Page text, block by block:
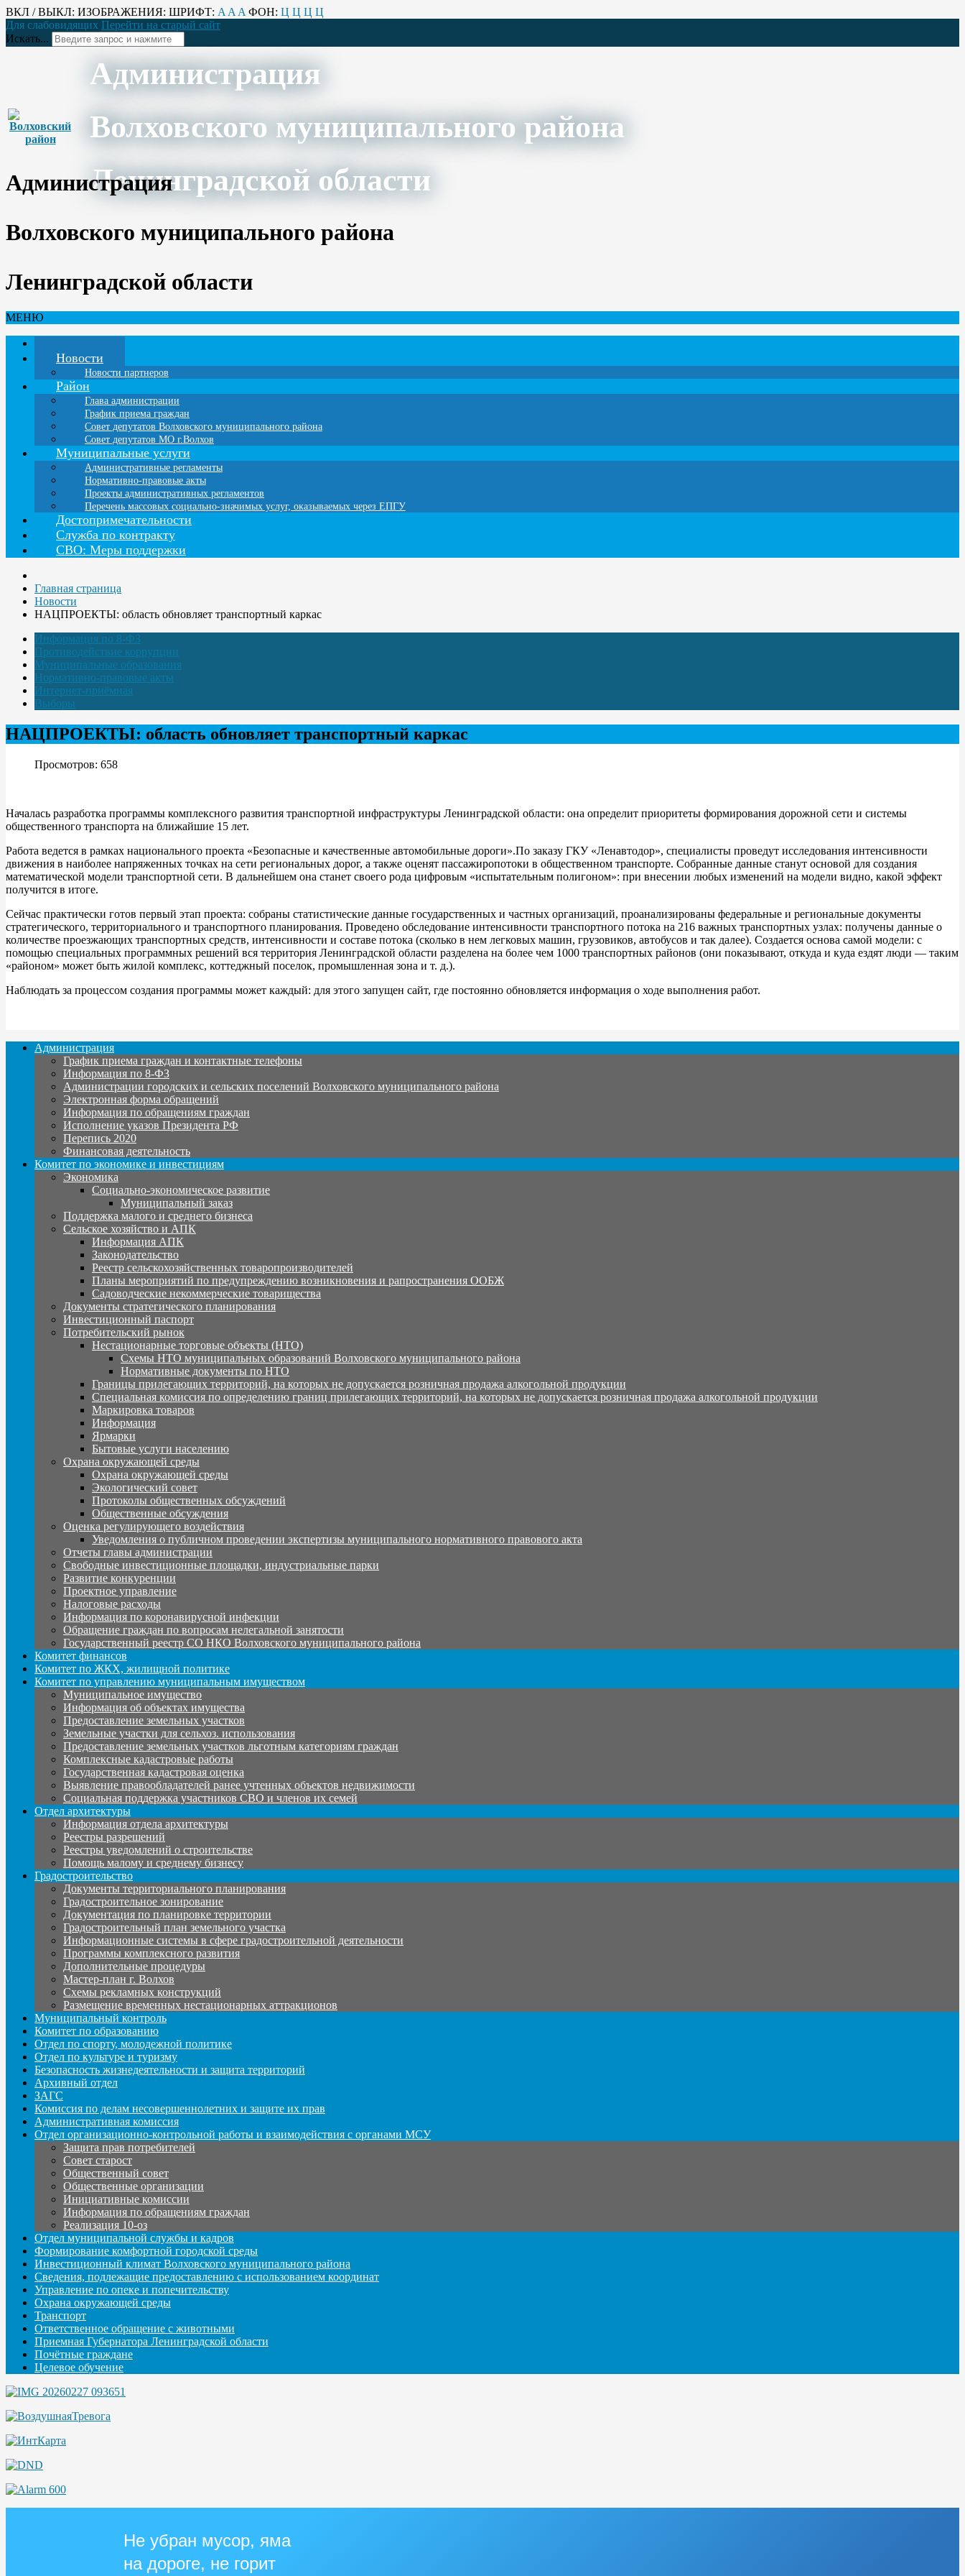
ВКЛ / ВЫКЛ: ИЗОБРАЖЕНИЯ: ШРИФТ: A A A ФОН: Ц Ц Ц Ц
Для слабовидящих Перейти на старый сайт
Искать...
Администрация
Волховского муниципального района
Ленинградской области
Администрация
Волховского муниципального района
Ленинградской области
МЕНЮ
Новости
Новости партнеров
Район
Глава администрации
График приема граждан
Совет депутатов Волховского муниципального района
Совет депутатов МО г.Волхов
Муниципальные услуги
Административные регламенты
Нормативно-правовые акты
Проекты административных регламентов
Перечень массовых социально-значимых услуг, оказываемых через ЕПГУ
Достопримечательности
Служба по контракту
СВО: Меры поддержки
Главная страница
Новости
НАЦПРОЕКТЫ: область обновляет транспортный каркас
Информация по 8-ФЗ
Противодействие коррупции
Муниципальные образования
Нормативно-правовые акты
Интернет-приёмная
Выборы
НАЦПРОЕКТЫ: область обновляет транспортный каркас
Просмотров: 658
Началась разработка программы комплексного развития транспортной инфраструктуры Ленинградской области: она определит приоритеты формирования дорожной сети и системы
общественного транспорта на ближайшие 15 лет.
Работа ведется в рамках национального проекта «Безопасные и качественные автомобильные дороги».По заказу ГКУ «Ленавтодор», специалисты проведут исследования интенсивности
движения в наиболее напряженных точках на сети региональных дорог, а также оценят пассажиропотоки в общественном транспорте. Собранные данные станут основой для создания
математической модели транспортной сети. В дальнейшем она станет своего рода цифровым «испытательным полигоном»: при внесении любых изменений на модели видно, какой эффект
получится в итоге.
Сейчас практически готов первый этап проекта: собраны статистические данные государственных и частных организаций, проанализированы федеральные и региональные документы
стратегического, территориального и транспортного планирования. Проведено обследование интенсивности транспортного потока на 216 важных транспортных узлах: получены данные о
количестве проезжающих транспортных средств, интенсивности и составе потока (сколько в нем легковых машин, грузовиков, автобусов и так далее). Создается основа самой модели: с
помощью специальных программных решений вся территория Ленинградской области разделена на более чем 1000 транспортных районов (они показывают, откуда и куда ездят люди — таким
«районом» может быть жилой комплекс, коттеджный поселок, промышленная зона и т. д.).
Наблюдать за процессом создания программы может каждый: для этого запущен сайт, где постоянно обновляется информация о ходе выполнения работ.
Администрация
График приема граждан и контактные телефоны
Информация по 8-ФЗ
Администрации городских и сельских поселений Волховского муниципального района
Электронная форма обращений
Информация по обращениям граждан
Исполнение указов Президента РФ
Перепись 2020
Финансовая деятельность
Комитет по экономике и инвестициям
Экономика
Социально-экономическое развитие
Муниципальный заказ
Поддержка малого и среднего бизнеса
Сельское хозяйство и АПК
Информация АПК
Законодательство
Реестр сельскохозяйственных товаропроизводителей
Планы мероприятий по предупреждению возникновения и рапространения ООБЖ
Садоводческие некоммерческие товарищества
Документы стратегического планирования
Инвестиционный паспорт
Потребительский рынок
Нестационарные торговые объекты (НТО)
Схемы НТО муниципальных образований Волховского муниципального района
Нормативные документы по НТО
Границы прилегающих территорий, на которых не допускается розничная продажа алкогольной продукции
Специальная комиссия по определению границ прилегающих территорий, на которых не допускается розничная продажа алкогольной продукции
Маркировка товаров
Информация
Ярмарки
Бытовые услуги населению
Охрана окружающей среды
Охрана окружающей среды
Экологический совет
Протоколы общественных обсуждений
Общественные обсуждения
Оценка регулирующего воздействия
Уведомления о публичном проведении экспертизы муниципального нормативного правового акта
Отчеты главы администрации
Свободные инвестиционные площадки, индустриальные парки
Развитие конкуренции
Проектное управление
Налоговые расходы
Информация по коронавирусной инфекции
Обращение граждан по вопросам нелегальной занятости
Государственный реестр СО НКО Волховского муниципального района
Комитет финансов
Комитет по ЖКХ, жилищной политике
Комитет по управлению муниципальным имуществом
Муниципальное имущество
Информация об объектах имущества
Предоставление земельных участков
Земельные участки для сельхоз. использования
Предоставление земельных участков льготным категориям граждан
Комплексные кадастровые работы
Государственная кадастровая оценка
Выявление правообладателей ранее учтенных объектов недвижимости
Социальная поддержка участников СВО и членов их семей
Отдел архитектуры
Информация отдела архитектуры
Реестры разрешений
Реестры уведомлений о строительстве
Помощь малому и среднему бизнесу
Градостроительство
Документы территориального планирования
Градостроительное зонирование
Документация по планировке территории
Градостроительный план земельного участка
Информационные системы в сфере градостроительной деятельности
Программы комплексного развития
Дополнительные процедуры
Мастер-план г. Волхов
Схемы рекламных конструкций
Размещение временных нестационарных аттракционов
Муниципальный контроль
Комитет по образованию
Отдел по спорту, молодежной политике
Отдел по культуре и туризму
Безопасность жизнедеятельности и защита территорий
Архивный отдел
ЗАГС
Комиссия по делам несовершеннолетних и защите их прав
Административная комиссия
Отдел организационно-контрольной работы и взаимодействия с органами МСУ
Защита прав потребителей
Совет старост
Общественный совет
Общественные организации
Инициативные комиссии
Информация по обращениям граждан
Реализация 10-оз
Отдел муниципальной службы и кадров
Формирование комфортной городской среды
Инвестиционный климат Волховского муниципального района
Сведения, подлежащие предоставлению с использованием координат
Управление по опеке и попечительству
Охрана окружающей среды
Транспорт
Ответственное обращение с животными
Приемная Губернатора Ленинградской области
Почётные граждане
Целевое обучение
Не убран мусор, яма
на дороге, не горит